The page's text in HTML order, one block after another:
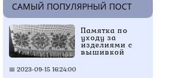
САМЫЙ ПОПУЛЯРНЫЙ ПОСТ
Памятка по
уходу за
изделиями с
вышивкой
📅 2023-09-15 16:24:00